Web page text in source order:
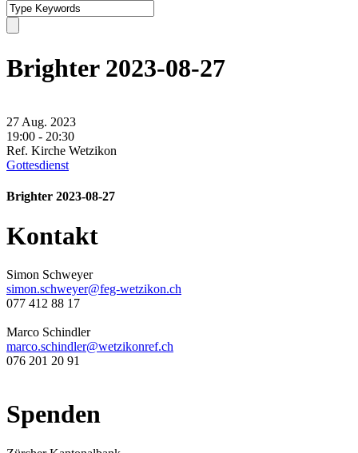
Brighter 2023-08-27
27 Aug. 2023
19:00 - 20:30
Ref. Kirche Wetzikon
Gottesdienst
Brighter 2023-08-27
Kontakt
Simon Schweyer
simon.schweyer@feg-wetzikon.ch
077 412 88 17
Marco Schindler
marco.schindler@wetzikonref.ch
076 201 20 91
Spenden